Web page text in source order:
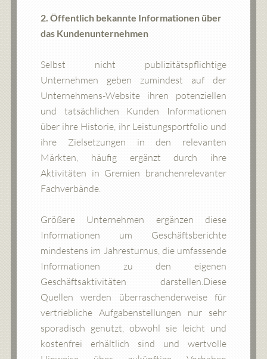
2. Öffentlich bekannte Informationen über
das Kundenunternehmen
Selbst nicht publizitätspflichtige
Unternehmen geben zumindest auf der
Unternehmens-Website ihren potenziellen
und tatsächlichen Kunden Informationen
über ihre Historie, ihr Leistungsportfolio und
ihre Zielsetzungen in den relevanten
Märkten, häufig ergänzt durch ihre
Aktivitäten in Gremien branchenrelevanter
Fachverbände.
Größere Unternehmen ergänzen diese
Informationen um Geschäftsberichte
mindestens im Jahresturnus, die umfassende
Informationen zu den eigenen
Geschäftsaktivitäten darstellen.Diese
Quellen werden überraschenderweise für
vertriebliche Aufgabenstellungen nur sehr
sporadisch genutzt, obwohl sie leicht und
kostenfrei erhältlich sind und wertvolle